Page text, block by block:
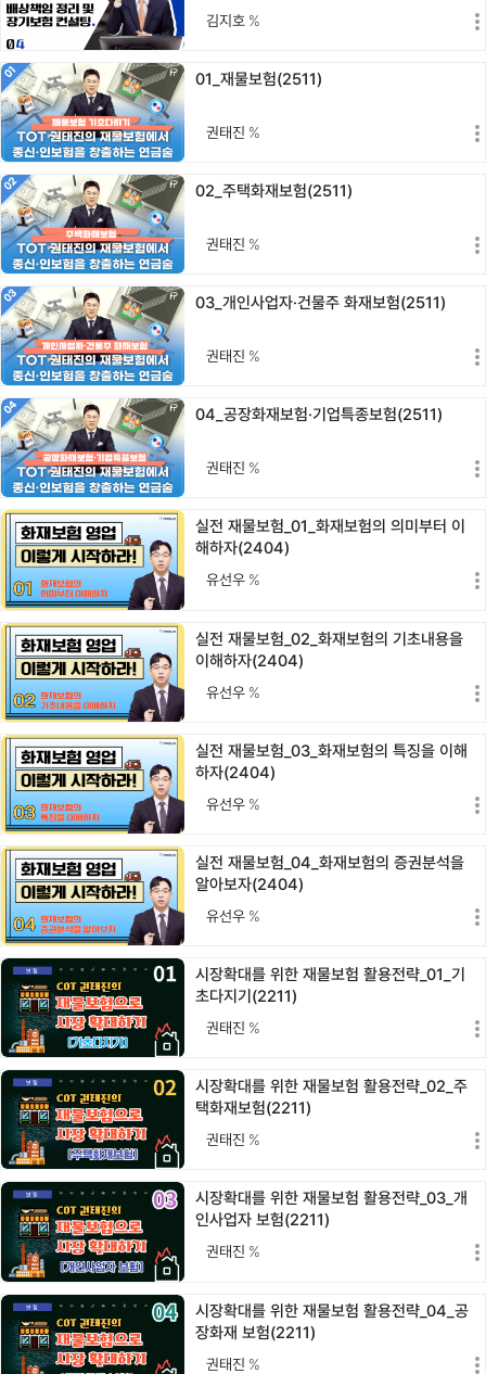
김지호 %
01_재물보험(2511)
권태진 %
02_주택화재보험(2511)
권태진 %
03_개인사업자·건물주 화재보험(2511)
권태진 %
04_공장화재보험·기업특종보험(2511)
권태진 %
실전 재물보험_01_화재보험의 의미부터 이
해하자(2404)
유선우 %
실전 재물보험_02_화재보험의 기초내용을
이해하자(2404)
유선우 %
실전 재물보험_03_화재보험의 특징을 이해
하자(2404)
유선우 %
실전 재물보험_04_화재보험의 증권분석을
알아보자(2404)
유선우 %
시장확대를 위한 재물보험 활용전략_01_기
초다지기(2211)
권태진 %
시장확대를 위한 재물보험 활용전략_02_주
택화재보험(2211)
권태진 %
시장확대를 위한 재물보험 활용전략_03_개
인사업자 보험(2211)
권태진 %
시장확대를 위한 재물보험 활용전략_04_공
장화재 보험(2211)
권태진 %